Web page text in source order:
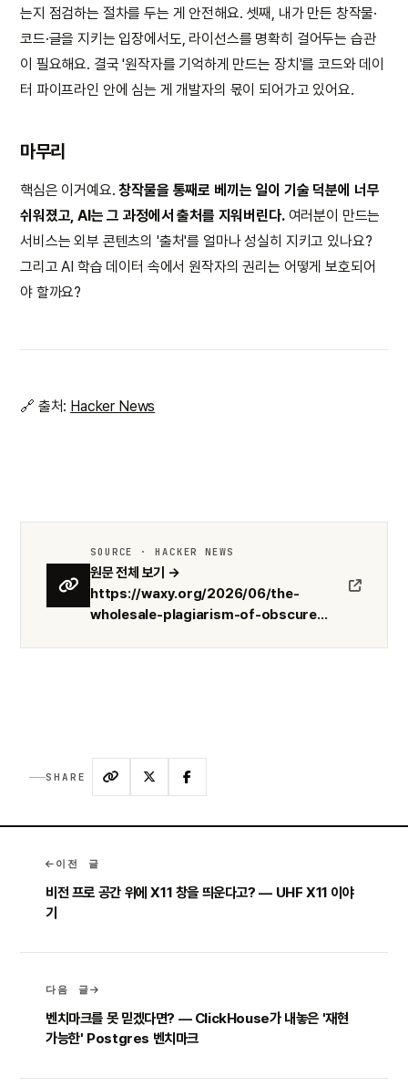
는지 점검하는 절차를 두는 게 안전해요. 셋째, 내가 만든 창작물·
코드·글을 지키는 입장에서도, 라이선스를 명확히 걸어두는 습관
이 필요해요. 결국 '원작자를 기억하게 만드는 장치'를 코드와 데이
터 파이프라인 안에 심는 게 개발자의 몫이 되어가고 있어요.
마무리
핵심은 이거예요.창작물을 통째로 베끼는 일이 기술 덕분에 너무
쉬워졌고, AI는 그 과정에서 출처를 지워버린다.여러분이 만드는
서비스는 외부 콘텐츠의 '출처'를 얼마나 성실히 지키고 있나요?
그리고 AI 학습 데이터 속에서 원작자의 권리는 어떻게 보호되어
야 할까요?
🔗 출처: Hacker News
SOURCE · HACKER NEWS
원문 전체 보기 →
https://waxy.org/2026/06/the-
wholesale-plagiarism-of-obscure...
SHARE
이전 글
비전 프로 공간 위에 X11 창을 띄운다고? — UHF X11 이야
기
다음 글
벤치마크를 못 믿겠다면? — ClickHouse가 내놓은 '재현
가능한' Postgres 벤치마크